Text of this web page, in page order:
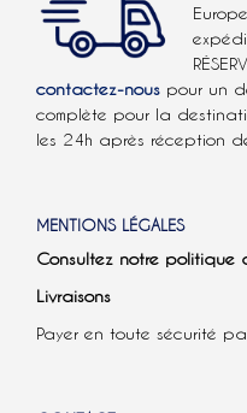
contactez-nous pour un
complète pour la
les 24h après réception
MENTIONS LÉGALES
Consultez notre politique
Livraisons
Payer en toute sécurité